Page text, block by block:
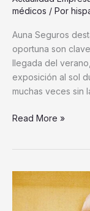
médicos
/ Por
Auna Seguros
oportuna son
llegada del
exposición al sol
muchas veces sin
México
Read More »
Montepío
Luz